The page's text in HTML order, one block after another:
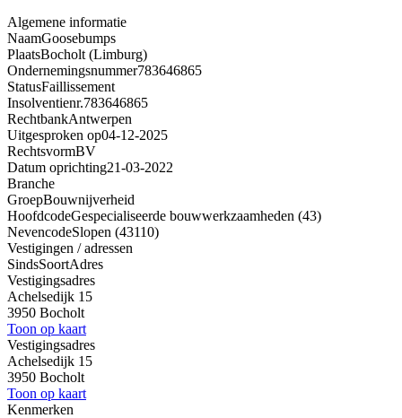
Algemene informatie
NaamGoosebumps
PlaatsBocholt (Limburg)
Ondernemingsnummer783646865
StatusFaillissement
Insolventienr.783646865
RechtbankAntwerpen
Uitgesproken op04-12-2025
RechtsvormBV
Datum oprichting21-03-2022
Branche
GroepBouwnijverheid
HoofdcodeGespecialiseerde bouwwerkzaamheden (43)
NevencodeSlopen (43110)
Vestigingen / adressen
SindsSoortAdres
Vestigingsadres
Achelsedijk 15
3950 Bocholt
Toon op kaart
Vestigingsadres
Achelsedijk 15
3950 Bocholt
Toon op kaart
Kenmerken